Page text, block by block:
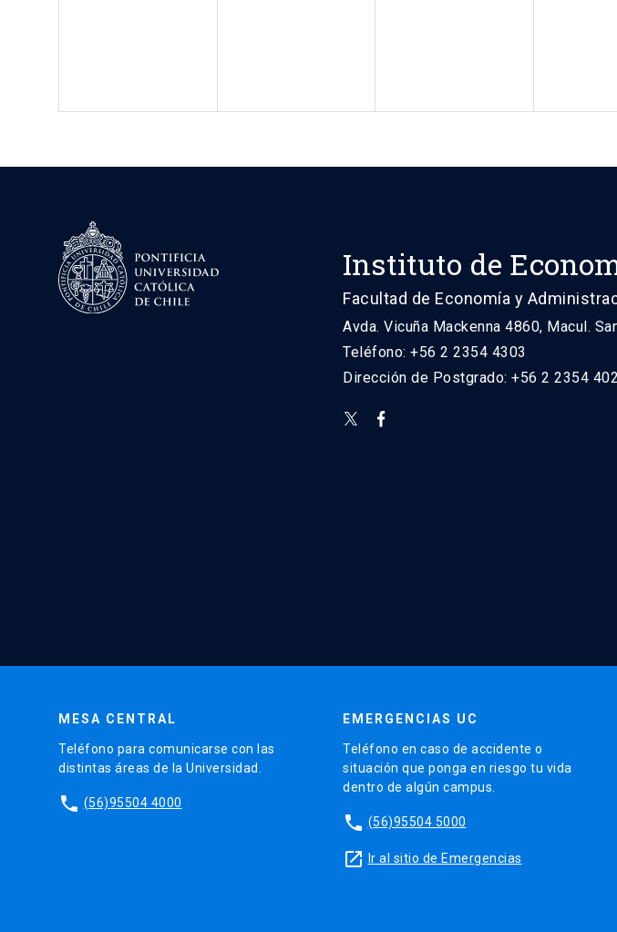
Instituto de
Facultad de Economía y
Avda. Vicuña Mackenna 4860, Macul.
Teléfono: +56 2 2354 4303
Dirección de Postgrado: +56 2 2354
MESA CENTRAL
Teléfono para comunicarse con las
distintas áreas de la Universidad.
phone (56)95504 4000
EMERGENCIAS UC
Teléfono en caso de accidente o
situación que ponga en riesgo tu vida
dentro de algún campus.
phone (56)95504 5000
launch Ir al sitio de Emergencias